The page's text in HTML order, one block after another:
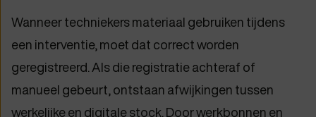
Wanneer techniekers materiaal gebruiken tijdens
een interventie, moet dat correct worden
geregistreerd. Als die registratie achteraf of
manueel gebeurt, ontstaan afwijkingen tussen
werkelijke en digitale stock. Door werkbonnen en